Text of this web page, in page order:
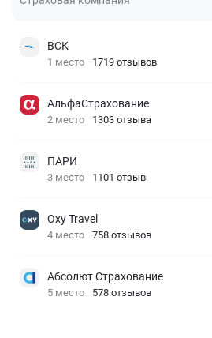
ВСК
1 место 1719 отзывов
АльфаСтрахование
2 место 1303 отзыва
ПАРИ
3 место 1101 отзыв
Oxy Travel
4 место 758 отзывов
Абсолют Страхование
5 место 578 отзывов